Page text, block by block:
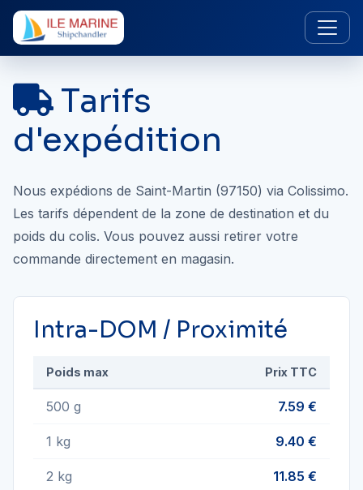
Tarifs
d'expédition
Nous expédions de Saint-Martin (97150) via Colissimo.
Les tarifs dépendent de la zone de destination et du
poids du colis. Vous pouvez aussi retirer votre
commande directement en magasin.
Intra-DOM / Proximité
Poids max Prix TTC
500 g 7.59 €
1 kg 9.40 €
2 kg 11.85 €